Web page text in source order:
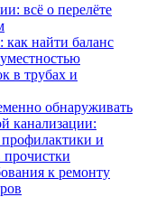
всё о перелёте
найти баланс
в трубах и
обнаруживать
канализации:
и
к ремонту